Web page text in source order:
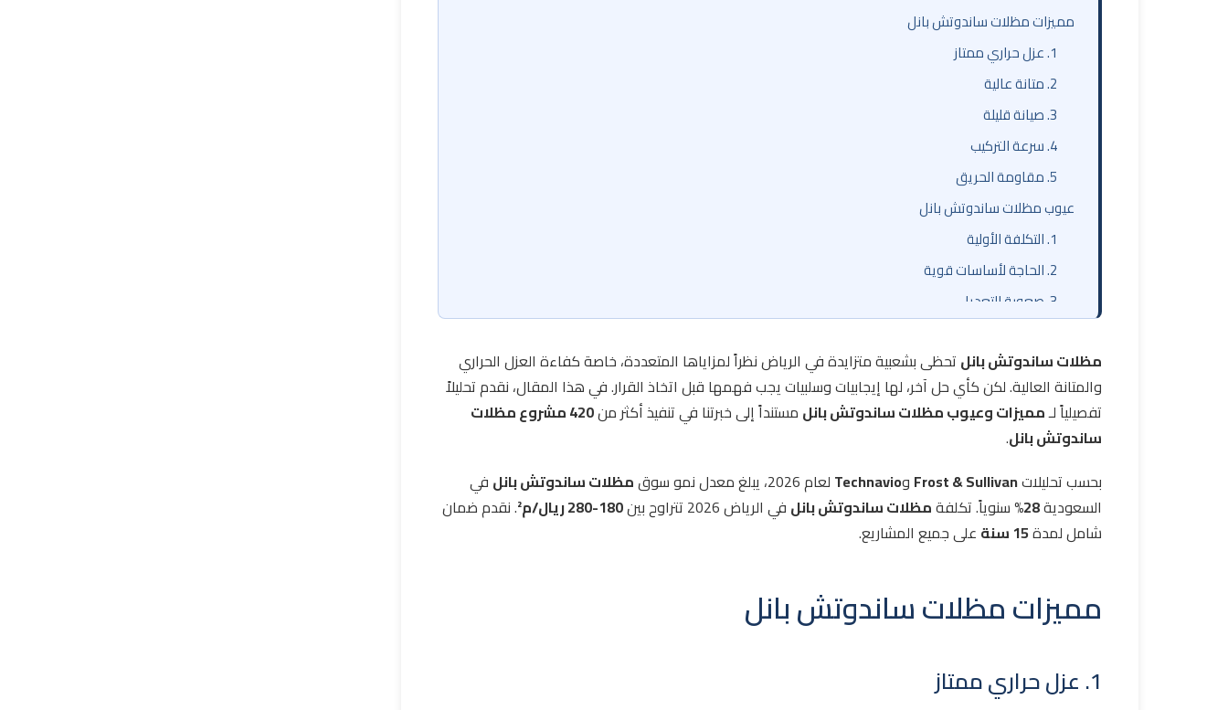
مميزات مظلات ساندوتش بانل
1. عزل حراري ممتاز
2. متانة عالية
3. صيانة قليلة
4. سرعة التركيب
5. مقاومة الحريق
عيوب مظلات ساندوتش بانل
1. التكلفة الأولية
2. الحاجة لأساسات قوية
3. صعوبة التعديل
خاتمة
مظلات ساندوتش بانل تحظى بشعبية متزايدة في الرياض نظراً لمزاياها المتعددة، خاصة كفاءة العزل الحراري
والمتانة العالية. لكن كأي حل آخر، لها إيجابيات وسلبيات يجب فهمها قبل اتخاذ القرار. في هذا المقال، نقدم تحليلاً
تفصيلياً لـمميزات وعيوب مظلات ساندوتش بانل مستنداً إلى خبرتنا في تنفيذ أكثر من
420 مشروع مظلات
ساندوتش بانل.
بحسب تحليلاتFrost & Sullivan وTechnavio لعام 2026، يبلغ معدل نمو سوق مظلات ساندوتش بانل في
السعودية28% سنوياً. تكلفةمظلات ساندوتش بانل في الرياض 2026 تتراوح بين 180-280 ريال/م²
. نقدم ضمان
شامل لمدة15 سنة على جميع المشاريع.
مميزات مظلات ساندوتش بانل
1. عزل حراري ممتاز